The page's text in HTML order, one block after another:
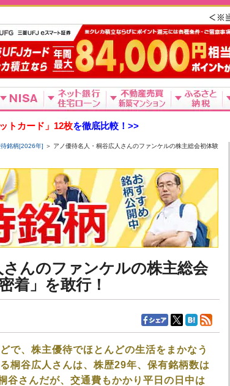
トカード」12枚を徹底比較！>>
銘柄[2026年] ＞ アノ優待名人・桐谷広人さんのファンケルの株主総会初体験
んのファンケルの株主総会
着」を敢行！
で、株主優待でほとんどの生活をまかなう
桐谷広人さんは、株歴29年、保有銘柄数は
谷さんだが、交通費もかかり平日の日中は